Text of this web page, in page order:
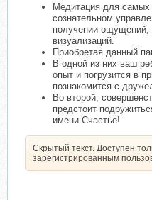
Медитация для самых
сознательном
получении
визуализаций.
Приобретая данный
В одной из них ваш
опыт и погрузится в
познакомится с
Во второй,
предстоит
имени Счастье!
Скрытый текст. Доступен
зарегистрированным